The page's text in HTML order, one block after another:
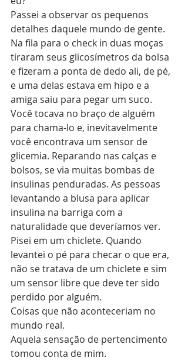
Passei a observar os pequenos
detalhes daquele mundo de gente.
Na fila para o check in duas moças
tiraram seus glicosímetros da bolsa
e fizeram a ponta de dedo ali, de pé,
e uma delas estava em hipo e a
amiga saiu para pegar um suco.
Você tocava no braço de alguém
para chama-lo e, inevitavelmente
você encontrava um sensor de
glicemia. Reparando nas calças e
bolsos, se via muitas bombas de
insulinas penduradas. As pessoas
levantando a blusa para aplicar
insulina na barriga com a
naturalidade que deveríamos ver.
Pisei em um chiclete. Quando
levantei o pé para checar o que era,
não se tratava de um chiclete e sim
um sensor libre que deve ter sido
perdido por alguém.
Coisas que não aconteceriam no
mundo real.
Aquela sensação de pertencimento
tomou conta de mim.